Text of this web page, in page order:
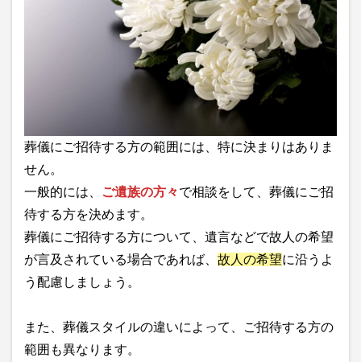
葬儀にご招待する方の範囲には、特に決まりはありま
せん。
一般的には、
ご遺族の方々で相談をして、葬儀にご招
待する方を決めます。
葬儀にご招待する方について、遺言などで故人の希望
が言及されている場合であれば、 故人の希望に沿うよ
う配慮しましょう。
また、葬儀スタイルの違いによって、ご招待する方の
範囲も異なります。